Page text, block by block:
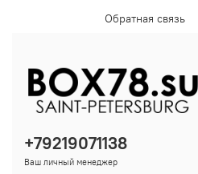
Обратная связь
+79219071138
Ваш личный менеджер